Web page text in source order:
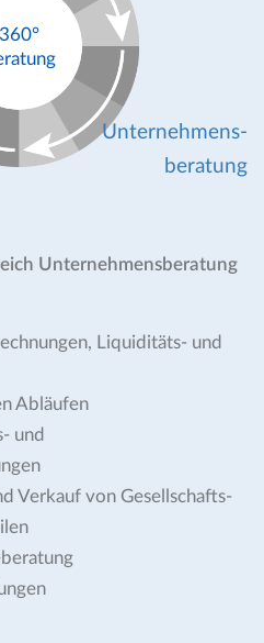
360°
Unternehmens-
beratung
Unternehmensberatung
Liquiditäts- und
Abläufen
und
Verkauf von Gesellschafts-